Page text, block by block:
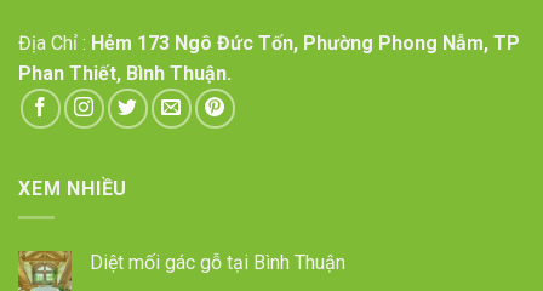
Địa Chỉ : Hẻm 173 Ngô Đức Tốn, Phường Phong Nẫm, TP
Phan Thiết, Bình Thuận.
XEM NHIỀU
Diệt mối gác gỗ tại Bình Thuận